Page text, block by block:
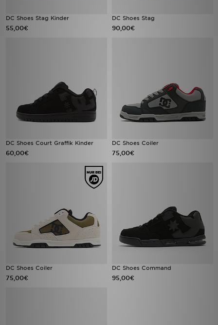
DC Shoes Stag Kinder
55,00€
DC Shoes Stag
90,00€
DC Shoes Court Graffik Kinder
60,00€
DC Shoes Coiler
75,00€
DC Shoes Coiler
75,00€
DC Shoes Command
95,00€